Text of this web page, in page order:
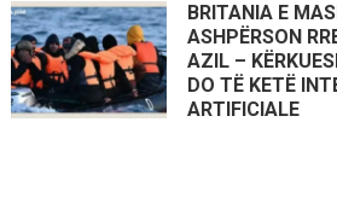
BRITANIA E
ASHPËRSON
AZIL –
DO TË KETË
ARTIFICIALE